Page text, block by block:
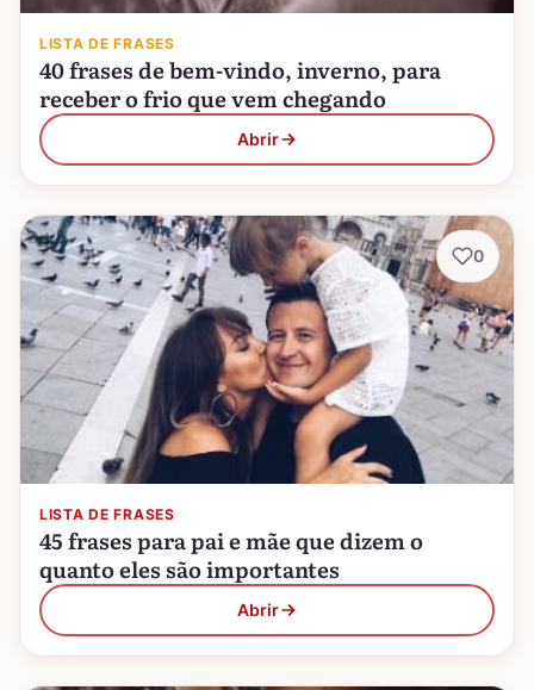
LISTA DE FRASES
40 frases de bem-vindo, inverno, para
receber o frio que vem chegando
Abrir
LISTA DE FRASES
45 frases para pai e mãe que dizem o
quanto eles são importantes
Abrir
0